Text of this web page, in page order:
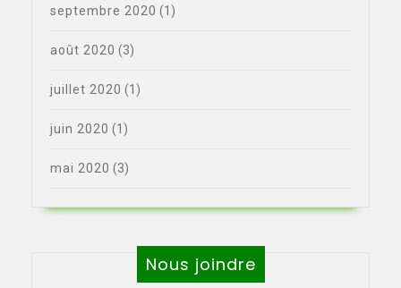
septembre 2020 (1)
août 2020 (3)
juillet 2020 (1)
juin 2020 (1)
mai 2020 (3)
Nous joindre